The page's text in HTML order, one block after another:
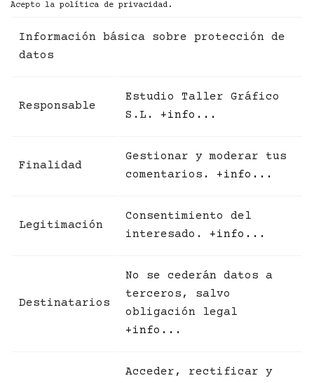
Acepto la política de privacidad .
Información básica sobre protección de
datos
Responsable
Estudio Taller Gráfico
S.L. +info...
Finalidad
Gestionar y moderar tus
comentarios. +info...
Legitimación
Consentimiento del
interesado. +info...
Destinatarios
No se cederán datos a
terceros, salvo
obligación legal
+info...
Acceder, rectificar y